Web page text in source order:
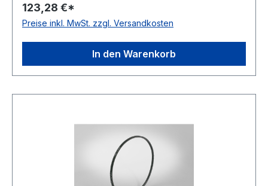
123,28 €*
Preise inkl. MwSt. zzgl. Versandkosten
In den Warenkorb